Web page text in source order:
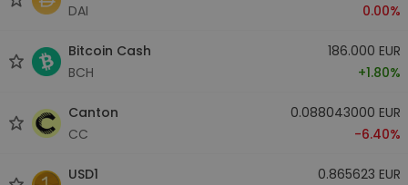
DAI
0.00%
Bitcoin Cash
BCH
186.000 EUR
+1.80%
Canton
CC
0.088043000 EUR
-6.40%
USD1
0.865623 EUR